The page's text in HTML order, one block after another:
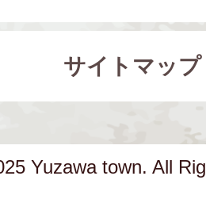
サイトマップ
Yuzawa town. All